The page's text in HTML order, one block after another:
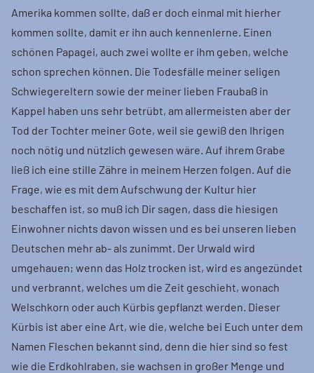
Amerika kommen sollte, daß er doch einmal mit hierher
kommen sollte, damit er ihn auch kennenlerne. Einen
schönen Papagei, auch zwei wollte er ihm geben, welche
schon sprechen können. Die Todesfälle meiner seligen
Schwiegereltern sowie der meiner lieben Fraubaß in
Kappel haben uns sehr betrübt, am allermeisten aber der
Tod der Tochter meiner Gote, weil sie gewiß den Ihrigen
noch nötig und nützlich gewesen wäre. Auf ihrem Grabe
ließ ich eine stille Zähre in meinem Herzen folgen. Auf die
Frage, wie es mit dem Aufschwung der Kultur hier
beschaffen ist, so muß ich Dir sagen, dass die hiesigen
Einwohner nichts davon wissen und es bei unseren lieben
Deutschen mehr ab- als zunimmt. Der Urwald wird
umgehauen; wenn das Holz trocken ist, wird es angezündet
und verbrannt, welches um die Zeit geschieht, wonach
Welschkorn oder auch Kürbis gepflanzt werden. Dieser
Kürbis ist aber eine Art, wie die, welche bei Euch unter dem
Namen Fleschen bekannt sind, denn die hier sind so fest
wie die Erdkohlraben, sie wachsen in großer Menge und